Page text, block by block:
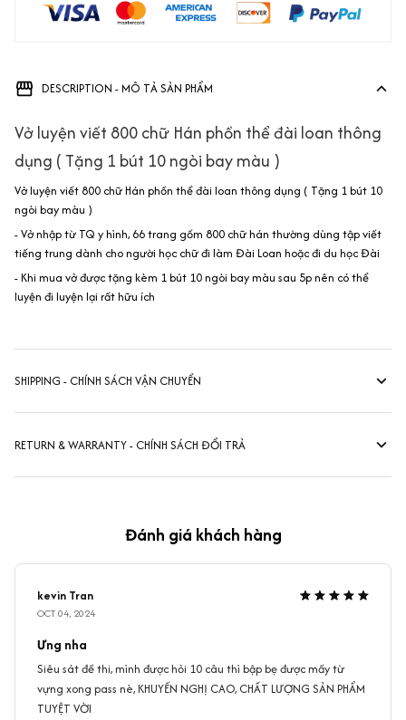
DESCRIPTION - MÔ TẢ SẢN PHẨM
Vở luyện viết 800 chữ Hán phồn thể đài loan thông
dụng ( Tặng 1 bút 10 ngòi bay màu )
Vở luyện viết 800 chữ Hán phồn thể đài loan thông dụng ( Tặng 1 bút 10
ngòi bay màu )
- Vở nhập từ TQ y hình, 66 trang gồm 800 chữ hán thường dùng tập viết
tiếng trung dành cho người học chữ đi làm Đài Loan hoặc đi du học Đài
- Khi mua vở được tặng kèm 1 bút 10 ngòi bay màu sau 5p nên có thể
luyện đi luyện lại rất hữu ích
SHIPPING - CHÍNH SÁCH VẬN CHUYỂN
RETURN & WARRANTY - CHÍNH SÁCH ĐỔI TRẢ
Đánh giá khách hàng
kevin Tran
OCT 04, 2024
Ưng nha
Siêu sát đề thi, mình được hỏi 10 câu thì bập bẹ được mấy từ
vựng xong pass nè, KHUYẾN NGHỊ CAO, CHẤT LƯỢNG SẢN PHẨM
TUYỆT VỜI